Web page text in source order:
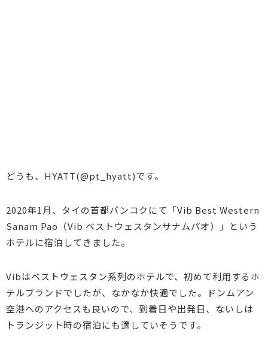
どうも、HYATT(@pt_hyatt)です。
2020年1月、タイの首都バンコクにて「Vib Best Western
Sanam Pao（Vib ベストウェスタンサナムパオ）」という
ホテルに宿泊してきました。
Vibはベストウェスタン系列のホテルで、初めて利用するホ
テルブランドでしたが、なかなか快適でした。ドンムアン
空港へのアクセスも良いので、到着日や出発日、ないしは
トランジット時の宿泊にも適していそうです。